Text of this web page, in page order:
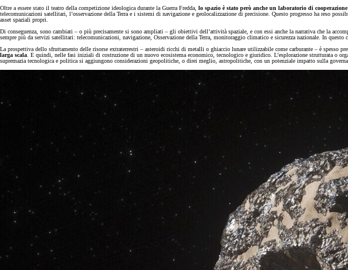
Oltre a essere stato il teatro della competizione ideologica durante la Guerra Fredda, lo spazio è stato però anche un laboratorio di
telecomunicazioni satellitari, l’osservazione della Terra e i sistemi di navigazione e geolocalizzazione di precisione. Questo progresso ha reso
asset spaziali propri.
Di conseguenza, sono cambiati – o più precisamente si sono ampliati – gli obiettivi dell’attività spaziale, e con essi anche la narrativa che la
sempre più da servizi satellitari: telecomunicazioni, navigazione, Osservazione della Terra, monitoraggio climatico e sicurezza nazionale. In
La prospettiva dello sfruttamento delle risorse extraterrestri – asteroidi ricchi di metalli o ghiaccio lunare utilizzabile come carburante – è spesso
larga scala . E quindi, nelle fasi iniziali di costruzione di un nuovo ecosistema economico, tecnologico e giuridico. L’esplorazione strutturata o
supremazia tecnologica e politica si aggiungono considerazioni geopolitiche, o direi meglio, astropolitiche, con un potenziale impatto sulla